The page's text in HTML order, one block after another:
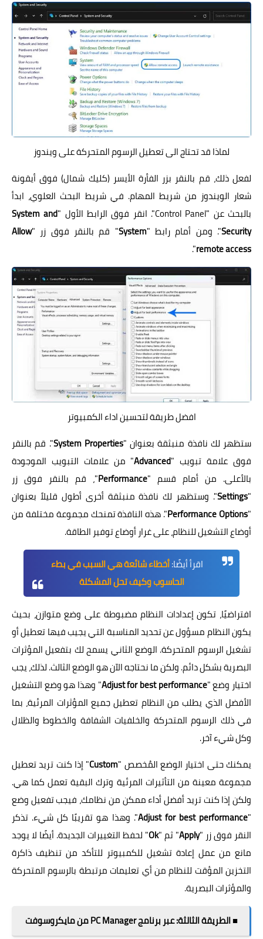
لماذا قد تحتاج الى تعطيل الرسوم المتحركة على ويندوز
لفعل ذلك، قم بالنقر بزر الفأرة الأيسر (كليك شمال) فوق أيقونة
شعار الويندوز من شريط المهام. في شريط البحث العلوي، ابدأ
بالبحث عن "Control Panel". انقر فوق الرابط الأول "
System and
Security". ومن أمام رابط "System" قم بالنقر فوق زر "Allow
remote access
".
افضل طريقة لتحسين اداء الكمبيوتر
ستظهر لك نافذة منبثقة بعنوان "System Properties". قم بالنقر
فوق علامة تبويب "Advanced" من علامات التبويب الموجودة
بالأعلى. من أمام قسم "Performance"، قم بالنقر فوق زر
"
Settings". وستظهر لك نافذة منبثقة أخرى أطول قليلاً بعنوان
"
Performance Options". هذه النافذة تمنحك مجموعة مختلفة من
أوضاع التشغيل للنظام، على غرار أوضاع توفير الطاقة.
اقرأ أيضًا:أخطاء شائعة هي السبب في بطء
الحاسوب وكيف تحل المشكلة
افتراضيًا، تكون إعدادات النظام مضبوطة على وضع متوازن، بحيث
يكون النظام مسؤول عن تحديد المناسبة التي يجيب فيها تعطيل أو
تشغيل الرسوم المتحركة. الوضع الثاني يسمح لك بتفعيل المؤثرات
البصرية بشكل دائم. ولكن ما نحتاجه الآن هو الوضع الثالث. لذلك، يجب
اختيار وضع "Adjust for best performance" وهذا هو وضع التشغيل
الأفضل الذي يطلب من النظام تعطيل جميع المؤثرات المرئية، بما
في ذلك الرسوم المتحركة والخلفيات الشفافة والخطوط والظلال
وكل شيء آخر.
يمكنك حتى اختيار الوضع المُخصص "Custom" إذا كنت تريد تعطيل
مجموعة معينة من التأثيرات المرئية وترك البقية تعمل كما هي.
ولكن إذا كنت تريد أفضل أداء ممكن من نظامك، فيجب تفعيل وضع
"
Adjust for best performance". وهذا هو تقريبًا كل شيء. تذكر
النقر فوق زر "Apply" ثم "Ok" لحفظ التغييرات الجديدة. أيضًا لا يوجد
مانع من عمل إعادة تشغيل للكمبيوتر للتأكد من تنظيف ذاكرة
التخزين المؤقت للنظام من أي تعليمات مرتبطة بالرسوم المتحركة
والمؤثرات البصرية.
■ الطريقة الثالثة: عبر برنامج PC Manager من مايكروسوفت